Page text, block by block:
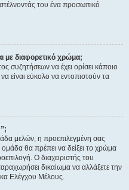
του ένα προσωπικό
με διαφορετικό χρώμα;
συζητήσεων να έχει ορίσει κάποιο
είναι εύκολο να εντοπιστούν τα
μελών, η προεπιλεγμένη σας
ομάδα θα πρέπει να δείξει το χρώμα
Ο διαχειριστής του
δικαίωμα να αλλάξετε την
Ελέγχου Μέλους.